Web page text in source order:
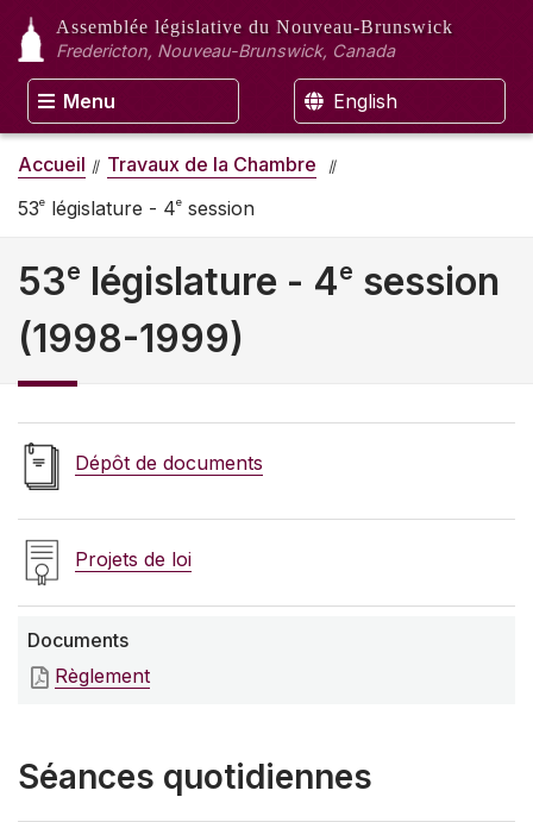
Assemblée législative du Nouveau-Brunswick
Fredericton, Nouveau-Brunswick, Canada
Menu English
Accueil
Travaux de la Chambre
53e législature - 4e session
53e législature - 4e session
(1998-1999)
Dépôt de documents
Projets de loi
Documents
Règlement
Séances quotidiennes